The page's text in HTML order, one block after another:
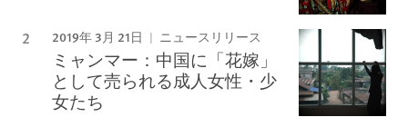
2019年 3月 21日 ニュースリリース
ミャンマー：中国に「花嫁」
として売られる成人女性・少
女たち